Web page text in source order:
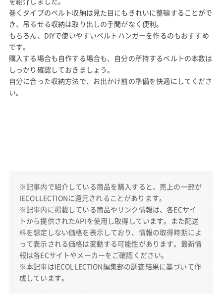
巻くタイプのベルト収納は見た目にもきれいに整頓することがで
き、吊るせる収納は取り出しの手間がなく便利。
もちろん、DIYで使いやすいベルトハンガーを作るのもおすすめ
です。
購入する場合も自作する場合も、自分の所持するベルトの本数は
しっかり確認しておきましょう。
自分に合った収納方法で、お出かけ前の準備を快適にしてくださ
い。
※記事内で紹介している商品を購入すると、売上の一部が
IECOLLECTIONに還元されることがあります。
※記事内に掲載している商品やリンク情報は、各ECサイ
トから提供されたAPIを使用し取得しています。また配送
料を想定しない価格を表示しており、情報の取得時期によ
って表示される価格は変動する可能性があります。最新情
報は各ECサイトやメーカーをご確認ください。
※本記事はIECOLLECTION編集部の調査結果に基づいて作
成しています。